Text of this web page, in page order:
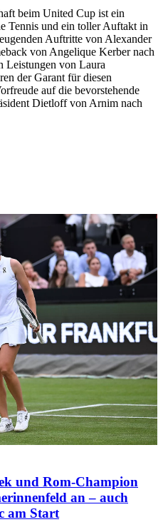
Sie ihnen bereitgestellt
Ihrer Nutzung der Dienste
Einstellungenkönnen
aufgerufen und
beim United Cup ist ein
Tennis und ein toller Auftakt in
Auftritte von Alexander
von Angelique Kerber nach
Leistungen von Laura
der Garant für diesen
auf die bevorstehende
Dietloff von Arnim nach
und Rom-Champion
an – auch
am Start